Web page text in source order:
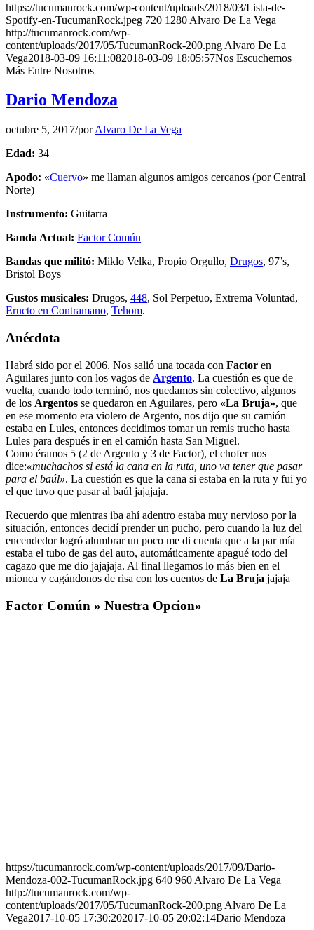
https://tucumanrock.com/wp-content/uploads/2018/03/Lista-de-
Spotify-en-TucumanRock.jpeg 720 1280 Alvaro De La Vega
http://tucumanrock.com/wp-
content/uploads/2017/05/TucumanRock-200.png Alvaro De La
Vega2018-03-09 16:11:082018-03-09 18:05:57Nos Escuchemos
Más Entre Nosotros
Dario Mendoza
octubre 5, 2017/porAlvaro De La Vega
Edad: 34
Apodo: «Cuervo» me llaman algunos amigos cercanos (por Central
Norte)
Instrumento: Guitarra
Banda Actual: Factor Común
Bandas que militó: Miklo Velka, Propio Orgullo, Drugos, 97’s,
Bristol Boys
Gustos musicales: Drugos, 448, Sol Perpetuo, Extrema Voluntad,
Eructo en Contramano, Tehom.
Anécdota
Habrá sido por el 2006. Nos salió una tocada con Factor en
Aguilares junto con los vagos de Argento. La cuestión es que de
vuelta, cuando todo terminó, nos quedamos sin colectivo, algunos
de los Argentos se quedaron en Aguilares, pero «La Bruja», que
en ese momento era violero de Argento, nos dijo que su camión
estaba en Lules, entonces decidimos tomar un remis trucho hasta
Lules para después ir en el camión hasta San Miguel.
Como éramos 5 (2 de Argento y 3 de Factor), el chofer nos
dice:«muchachos si está la cana en la ruta, uno va tener que pasar
para el baúl». La cuestión es que la cana si estaba en la ruta y fui yo
el que tuvo que pasar al baúl jajajaja.
Recuerdo que mientras iba ahí adentro estaba muy nervioso por la
situación, entonces decidí prender un pucho, pero cuando la luz del
encendedor logró alumbrar un poco me di cuenta que a la par mía
estaba el tubo de gas del auto, automáticamente apagué todo del
cagazo que me dio jajajaja. Al final llegamos lo más bien en el
mionca y cagándonos de risa con los cuentos de La Bruja jajaja
Factor Común » Nuestra Opcion»
https://tucumanrock.com/wp-content/uploads/2017/09/Dario-
Mendoza-002-TucumanRock.jpg 640 960 Alvaro De La Vega
http://tucumanrock.com/wp-
content/uploads/2017/05/TucumanRock-200.png Alvaro De La
Vega2017-10-05 17:30:202017-10-05 20:02:14Dario Mendoza